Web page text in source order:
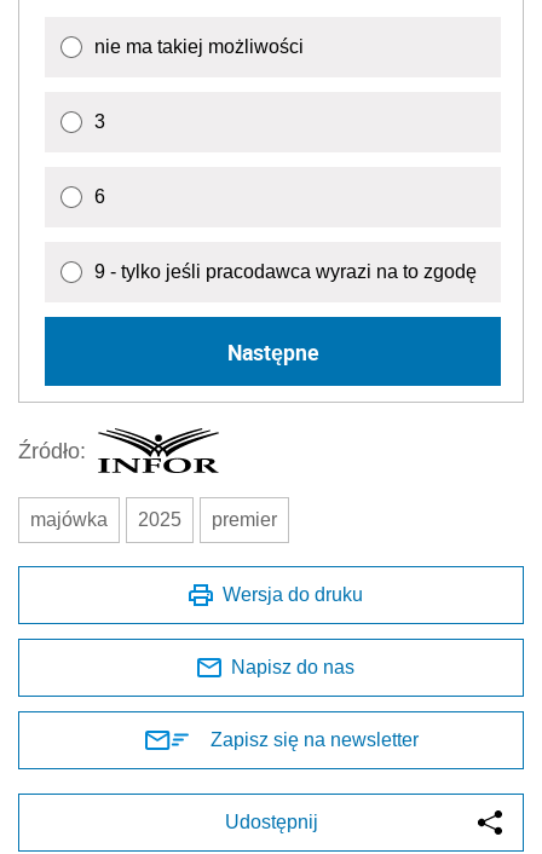
nie ma takiej możliwości
3
6
9 - tylko jeśli pracodawca wyrazi na to zgodę
Następne
Źródło:
majówka 2025 premier
Wersja do druku
Napisz do nas
Zapisz się na newsletter
Udostępnij